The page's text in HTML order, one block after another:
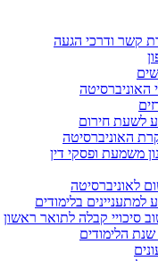
קשר ודרכי הגעה
האוניברסיטה
לשעת חירום
האוניברסיטה
משמעת ופסקי דין
לאוניברסיטה
למתעניינים בלימודים
סיכויי קבלה לתואר ראשון
שנת הלימודים